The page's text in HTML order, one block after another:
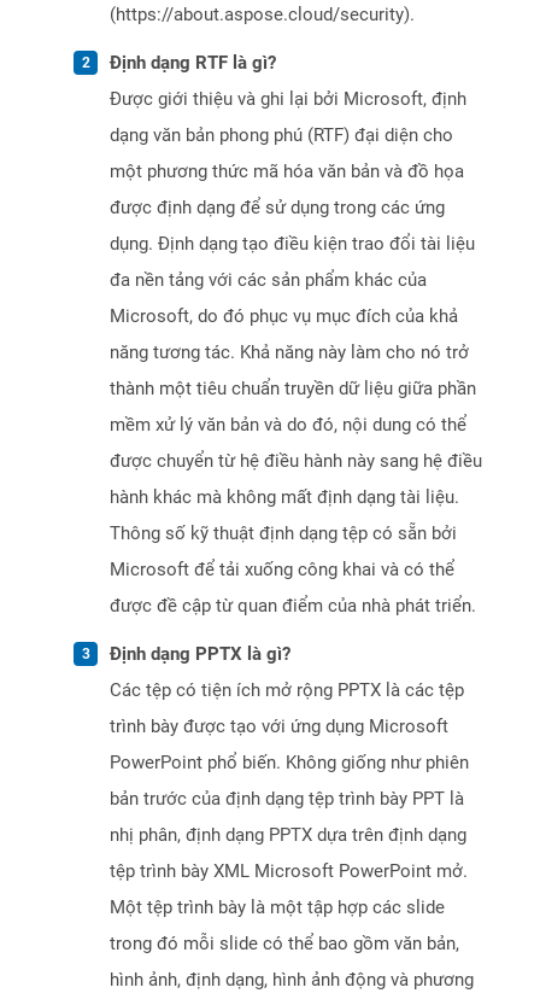
(https://about.aspose.cloud/security).
Định dạng RTF là gì?
Được giới thiệu và ghi lại bởi Microsoft, định
dạng văn bản phong phú (RTF) đại diện cho
một phương thức mã hóa văn bản và đồ họa
được định dạng để sử dụng trong các ứng
dụng. Định dạng tạo điều kiện trao đổi tài liệu
đa nền tảng với các sản phẩm khác của
Microsoft, do đó phục vụ mục đích của khả
năng tương tác. Khả năng này làm cho nó trở
thành một tiêu chuẩn truyền dữ liệu giữa phần
mềm xử lý văn bản và do đó, nội dung có thể
được chuyển từ hệ điều hành này sang hệ điều
hành khác mà không mất định dạng tài liệu.
Thông số kỹ thuật định dạng tệp có sẵn bởi
Microsoft để tải xuống công khai và có thể
được đề cập từ quan điểm của nhà phát triển.
Định dạng PPTX là gì?
Các tệp có tiện ích mở rộng PPTX là các tệp
trình bày được tạo với ứng dụng Microsoft
PowerPoint phổ biến. Không giống như phiên
bản trước của định dạng tệp trình bày PPT là
nhị phân, định dạng PPTX dựa trên định dạng
tệp trình bày XML Microsoft PowerPoint mở.
Một tệp trình bày là một tập hợp các slide
trong đó mỗi slide có thể bao gồm văn bản,
hình ảnh, định dạng, hình ảnh động và phương